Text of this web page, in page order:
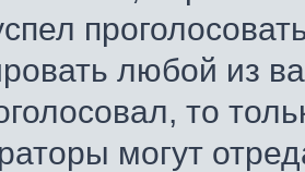
любой из
то
могут